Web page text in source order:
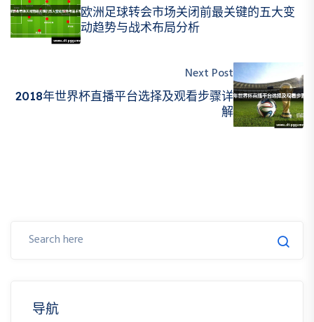
欧洲足球转会市场关闭前最关键的五大变
动趋势与战术布局分析
Next Post
2018年世界杯直播平台选择及观看步骤详
解
导航